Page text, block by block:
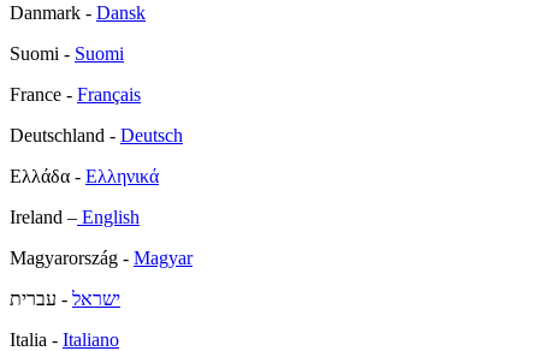
Danmark - Dansk
Suomi - Suomi
France - Français
Deutschland - Deutsch
Ελλάδα - Ελληνικά
Ireland – English
Magyarország - Magyar
ישראל - עברית
Italia - Italiano